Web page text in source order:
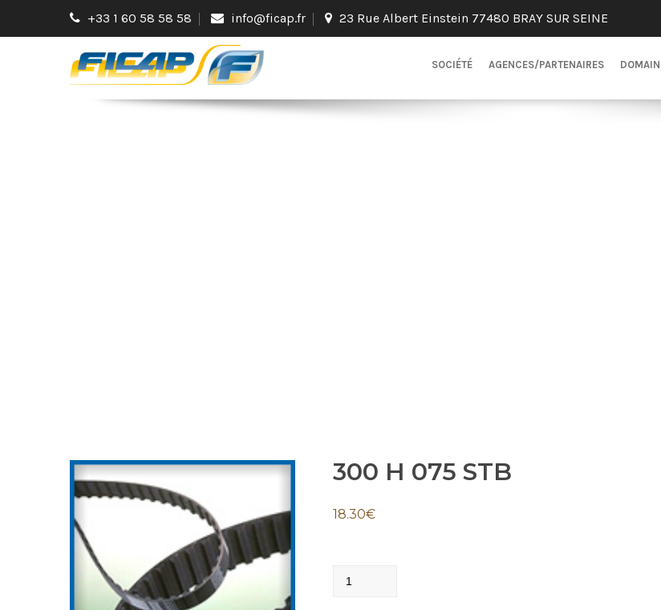
+33 1 60 58 58 58 info@ficap.fr 23 Rue Albert Einstein 77480 BRAY SUR SEINE
SOCIÉTÉ AGENCES/PARTENAIRES
300 H 075 STB
18.30€
300